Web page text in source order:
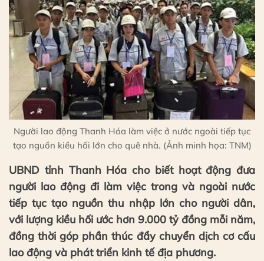
Người lao động Thanh Hóa làm việc ở nước ngoài tiếp tục
tạo nguồn kiều hối lớn cho quê nhà. (Ảnh minh họa: TNM)
UBND tỉnh Thanh Hóa cho biết hoạt động đưa
người lao động đi làm việc trong và ngoài nước
tiếp tục tạo nguồn thu nhập lớn cho người dân,
với lượng kiều hối ước hơn 9.000 tỷ đồng mỗi năm,
đồng thời góp phần thúc đẩy chuyển dịch cơ cấu
lao động và phát triển kinh tế địa phương.